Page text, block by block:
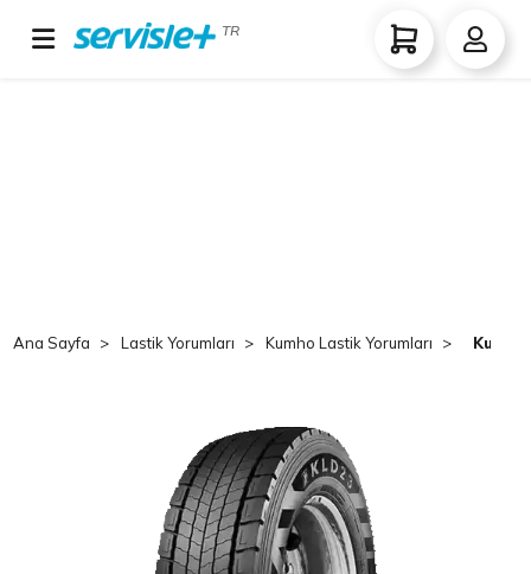
TR
Ana Sayfa Lastik Yorumları Kumho Lastik Yorumları